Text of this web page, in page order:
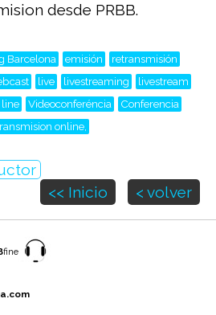
desde PRBB.
Barcelona emisión
retransmisión
live livestreaming
livestream
line Videoconferéncia
Conferencia
online,
<< Inicio
< volver
fine